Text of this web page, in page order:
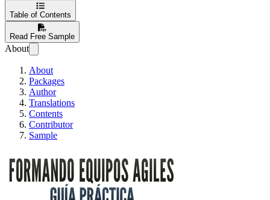
Table of Contents
Read Free Sample
About
About
Packages
Author
Translations
Contents
Contributor
Sample